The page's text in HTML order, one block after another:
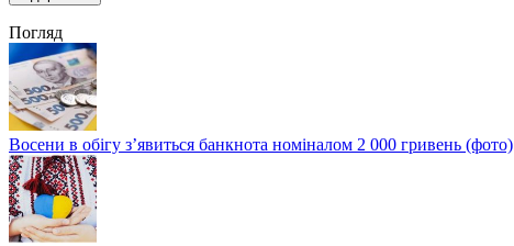
Погляд
Восени в обігу з’явиться банкнота номіналом 2 000 гривень (фото)